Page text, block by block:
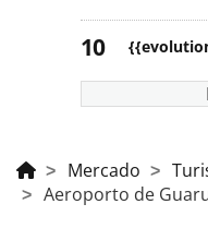
Mercado
Aeroporto de